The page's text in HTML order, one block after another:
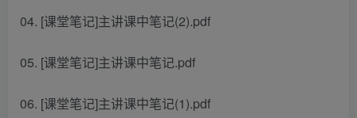
04. [课堂笔记]主讲课中笔记(2).pdf
05. [课堂笔记]主讲课中笔记.pdf
06. [课堂笔记]主讲课中笔记(1).pdf